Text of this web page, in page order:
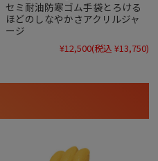
セミ耐油防寒ゴム手袋とろける
ほどのしなやかさアクリルジャ
ージ
¥12,500(税込 ¥13,750)